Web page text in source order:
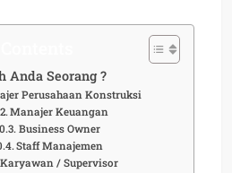
Anda Seorang ?
Perusahaan Konstruksi
Manajer Keuangan
Business Owner
Staff Manajemen
Karyawan / Supervisor